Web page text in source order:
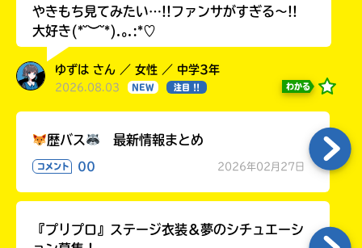
やきもち見てみたい…!!ファンサがすぎる〜!!
大好き(*˘︶˘*).｡.:*♡
ゆずは さん ／ 女性 ／ 中学3年
2026.08.03 NEW 注目 !! わかる
歴バス 最新情報まとめ
コメント 00 2026年02月27日
『プリプロ』ステージ衣装＆夢のシチュエーシ